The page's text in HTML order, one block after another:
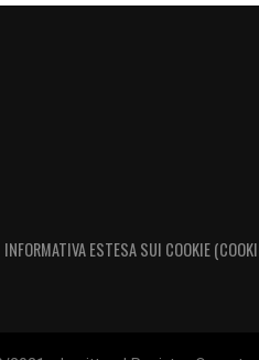
INFORMATIVA ESTESA SUI COOKIE